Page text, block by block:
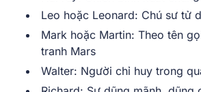
Leo hoặc Leonard: Chú sư tử
Mark hoặc Martin: Theo tên
tranh Mars
Walter: Người chỉ huy trong